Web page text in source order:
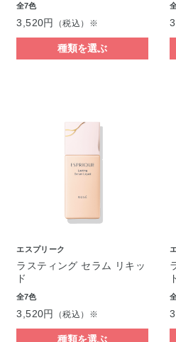
全7色
3,520円 （税込）※
種類を選ぶ
エスプリーク
ラスティング セラム リキッ
ド
全7色
3,520円 （税込）※
種類を選ぶ